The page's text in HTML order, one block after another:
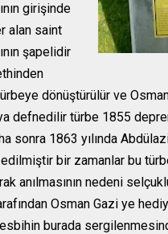
girişinde
alan saint
şapelidir
dönüştürülür ve
defnedilir türbe 1855
sonra 1863 yılında
bir zamanlar bu
anılmasının nedeni
Osman Gazi ye
burada